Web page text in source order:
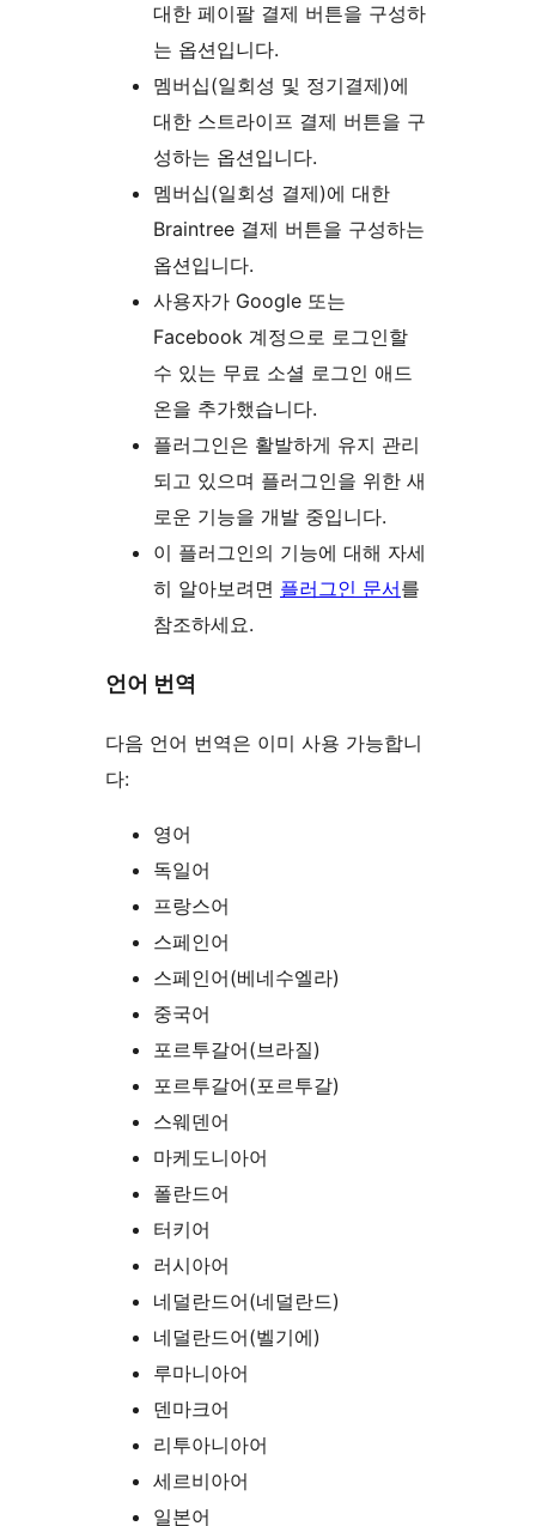
대한 페이팔 결제 버튼을 구성하
는 옵션입니다.
멤버십(일회성 및 정기결제)에
대한 스트라이프 결제 버튼을 구
성하는 옵션입니다.
멤버십(일회성 결제)에 대한
Braintree 결제 버튼을 구성하는
옵션입니다.
사용자가 Google 또는
Facebook 계정으로 로그인할
수 있는 무료 소셜 로그인 애드
온을 추가했습니다.
플러그인은 활발하게 유지 관리
되고 있으며 플러그인을 위한 새
로운 기능을 개발 중입니다.
이 플러그인의 기능에 대해 자세
히 알아보려면 플러그인 문서를
참조하세요.
언어 번역
다음 언어 번역은 이미 사용 가능합니
다:
영어
독일어
프랑스어
스페인어
스페인어(베네수엘라)
중국어
포르투갈어(브라질)
포르투갈어(포르투갈)
스웨덴어
마케도니아어
폴란드어
터키어
러시아어
네덜란드어(네덜란드)
네덜란드어(벨기에)
루마니아어
덴마크어
리투아니아어
세르비아어
일본어